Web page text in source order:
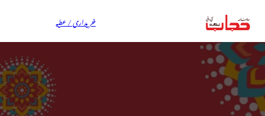
خریداری / عطیہ